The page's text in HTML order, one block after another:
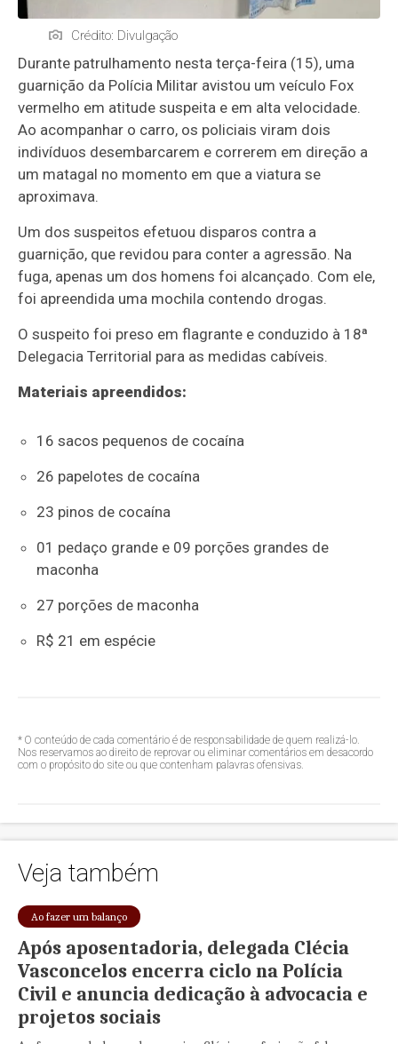
Crédito: Divulgação
Durante patrulhamento nesta terça-feira (15), uma
guarnição da Polícia Militar avistou um veículo Fox
vermelho em atitude suspeita e em alta velocidade.
Ao acompanhar o carro, os policiais viram dois
indivíduos desembarcarem e correrem em direção a
um matagal no momento em que a viatura se
aproximava.
Um dos suspeitos efetuou disparos contra a
guarnição, que revidou para conter a agressão. Na
fuga, apenas um dos homens foi alcançado. Com ele,
foi apreendida uma mochila contendo drogas.
O suspeito foi preso em flagrante e conduzido à 18ª
Delegacia Territorial para as medidas cabíveis.
Materiais apreendidos:
16 sacos pequenos de cocaína
26 papelotes de cocaína
23 pinos de cocaína
01 pedaço grande e 09 porções grandes de
maconha
27 porções de maconha
R$ 21 em espécie
* O conteúdo de cada comentário é de responsabilidade de quem realizá-lo.
Nos reservamos ao direito de reprovar ou eliminar comentários em desacordo
com o propósito do site ou que contenham palavras ofensivas.
Veja também
Ao fazer um balanço
Após aposentadoria, delegada Clécia
Vasconcelos encerra ciclo na Polícia
Civil e anuncia dedicação à advocacia e
projetos sociais